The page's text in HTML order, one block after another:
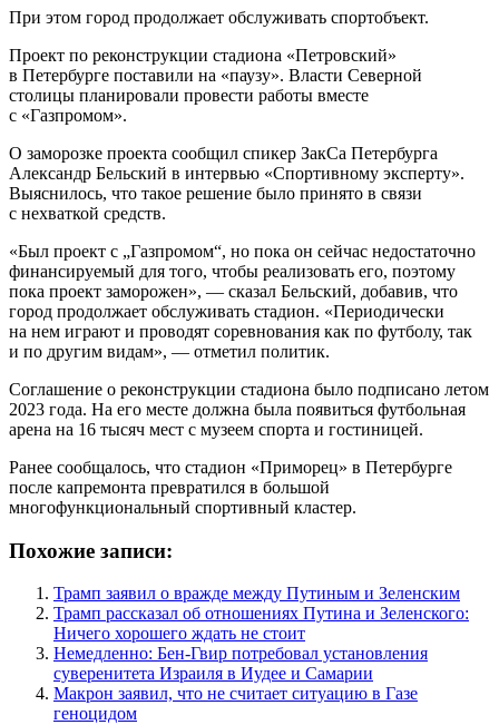
При этом город продолжает обслуживать спортобъект.
Проект по реконструкции стадиона «Петровский»
в Петербурге поставили на «паузу». Власти Северной
столицы планировали провести работы вместе
с «Газпромом».
О заморозке проекта сообщил спикер ЗакСа Петербурга
Александр Бельский в интервью «Спортивному эксперту».
Выяснилось, что такое решение было принято в связи
с нехваткой средств.
«Был проект с „Газпромом“, но пока он сейчас недостаточно
финансируемый для того, чтобы реализовать его, поэтому
пока проект заморожен», — сказал Бельский, добавив, что
город продолжает обслуживать стадион. «Периодически
на нем играют и проводят соревнования как по футболу, так
и по другим видам», — отметил политик.
Соглашение о реконструкции стадиона было подписано летом
2023 года. На его месте должна была появиться футбольная
арена на 16 тысяч мест с музеем спорта и гостиницей.
Ранее сообщалось, что стадион «Приморец» в Петербурге
после капремонта превратился в большой
многофункциональный спортивный кластер.
Похожие записи:
Трамп заявил о вражде между Путиным и Зеленским
Трамп рассказал об отношениях Путина и Зеленского:
Ничего хорошего ждать не стоит
Немедленно: Бен-Гвир потребовал установления
суверенитета Израиля в Иудее и Самарии
Макрон заявил, что не считает ситуацию в Газе
геноцидом